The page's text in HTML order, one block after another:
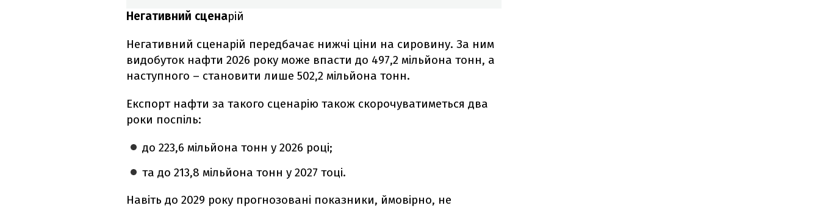
Негативний сценарій
Негативний сценарій передбачає нижчі ціни на сировину. За ним
видобуток нафти 2026 року може впасти до 497,2 мільйона тонн, а
наступного – становити лише 502,2 мільйона тонн.
Експорт нафти за такого сценарію також скорочуватиметься два
роки поспіль:
до 223,6 мільйона тонн у 2026 році;
та до 213,8 мільйона тонн у 2027 тоці.
Навіть до 2029 року прогнозовані показники, ймовірно, не